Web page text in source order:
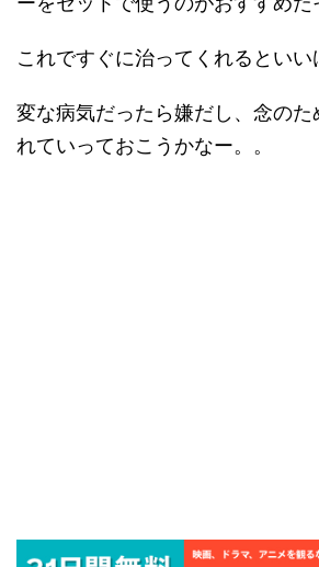
これですぐに治ってくれるとい
変な病気だったら嫌だし、念の
れていっておこうかなー。。